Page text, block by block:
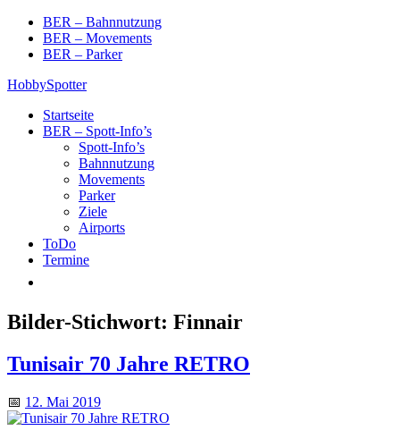
Skip
content
BER – Bahnnutzung
BER – Movements
BER – Parker
HobbySpotter
Startseite
BER – Spott-Info’s
Spott-Info’s
Bahnnutzung
Movements
Parker
Ziele
Airports
ToDo
Termine
Bilder-Stichwort: Finnair
Tunisair 70 Jahre RETRO
📅 12. Mai 2019